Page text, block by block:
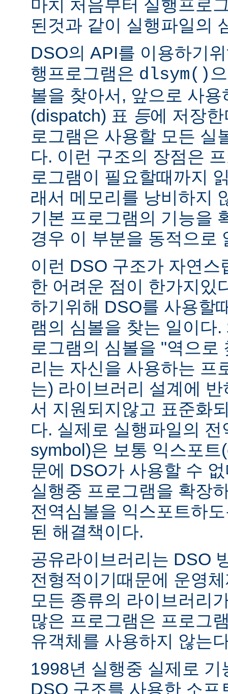
마치 처음부터 실행프로
된것과 같이 실행파일의
DSO의 API를 이용하기
행프로그램은 dlsym()
볼을 찾아서, 앞으로 사
(dispatch) 표 등에 저장
로그램은 사용할 모든 실
다. 이런 구조의 장점은
로그램이 필요할때까지
래서 메모리를 낭비하지
기본 프로그램의 기능을
경우 이 부분을 동적으로
이런 DSO 구조가 자연
한 어려운 점이 한가지있
하기위해 DSO를 사용할
램의 심볼을 찾는 일이다
로그램의 심볼을 "역으로
리는 자신을 사용하는 프
는) 라이브러리 설계에
서 지원되지않고 표준화
다. 실제로 실행파일의
symbol)은 보통 익스포
문에 DSO가 사용할 수
실행중 프로그램을 확장
전역심볼을 익스포트하
된 해결책이다.
공유라이브러리는 DSO
전형적이기때문에 운영
모든 종류의 라이브러리
많은 프로그램은 프로그
유객체를 사용하지 않는
1998년 실행중 실제로
DSO 구조를 사용한 소